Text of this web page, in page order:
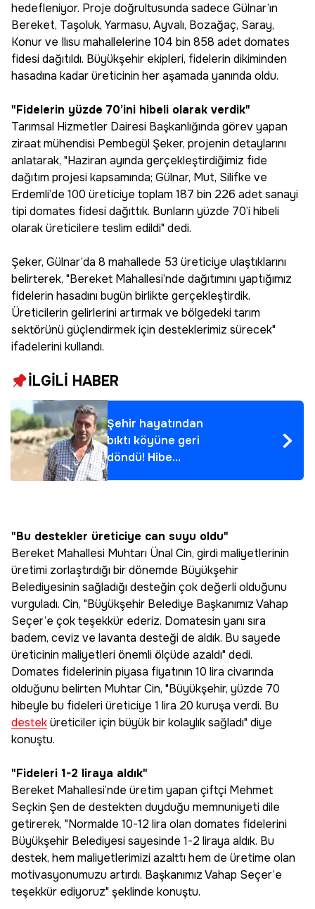
hedefleniyor. Proje doğrultusunda sadece Gülnar’ın
Bereket, Taşoluk, Yarmasu, Ayvalı, Bozağaç, Saray,
Konur ve Ilısu mahallelerine 104 bin 858 adet domates
fidesi dağıtıldı. Büyükşehir ekipleri, fidelerin dikiminden
hasadına kadar üreticinin her aşamada yanında oldu.
"Fidelerin yüzde 70’ini hibeli olarak verdik"
Tarımsal Hizmetler Dairesi Başkanlığında görev yapan
ziraat mühendisi Pembegül Şeker, projenin detaylarını
anlatarak, "Haziran ayında gerçekleştirdiğimiz fide
dağıtım projesi kapsamında; Gülnar, Mut, Silifke ve
Erdemli’de 100 üreticiye toplam 187 bin 226 adet sanayi
tipi domates fidesi dağıttık. Bunların yüzde 70’i hibeli
olarak üreticilere teslim edildi" dedi.
Şeker, Gülnar’da 8 mahallede 53 üreticiye ulaştıklarını
belirterek, "Bereket Mahallesi’nde dağıtımını yaptığımız
fidelerin hasadını bugün birlikte gerçekleştirdik.
Üreticilerin gelirlerini artırmak ve bölgedeki tarım
sektörünü güçlendirmek için desteklerimiz sürecek"
ifadelerini kullandı.
İLGİLİ HABER
Şehir hayatından
bıktı köyüne geri
döndü! Hibe
desteğiyle yeni
"Bu destekler üreticiye can suyu oldu"
Bereket Mahallesi Muhtarı Ünal Cin, girdi maliyetlerinin
üretimi zorlaştırdığı bir dönemde Büyükşehir
Belediyesinin sağladığı desteğin çok değerli olduğunu
vurguladı. Cin, "Büyükşehir Belediye Başkanımız Vahap
Seçer’e çok teşekkür ederiz. Domatesin yanı sıra
badem, ceviz ve lavanta desteği de aldık. Bu sayede
üreticinin maliyetleri önemli ölçüde azaldı" dedi.
Domates fidelerinin piyasa fiyatının 10 lira civarında
olduğunu belirten Muhtar Cin, "Büyükşehir, yüzde 70
hibeyle bu fideleri üreticiye 1 lira 20 kuruşa verdi. Bu
desteküreticiler için büyük bir kolaylık sağladı" diye
konuştu.
"Fideleri 1-2 liraya aldık"
Bereket Mahallesi’nde üretim yapan çiftçi Mehmet
Seçkin Şen de destekten duyduğu memnuniyeti dile
getirerek, "Normalde 10-12 lira olan domates fidelerini
Büyükşehir Belediyesi sayesinde 1-2 liraya aldık. Bu
destek, hem maliyetlerimizi azalttı hem de üretime olan
motivasyonumuzu artırdı. Başkanımız Vahap Seçer’e
teşekkür ediyoruz" şeklinde konuştu.